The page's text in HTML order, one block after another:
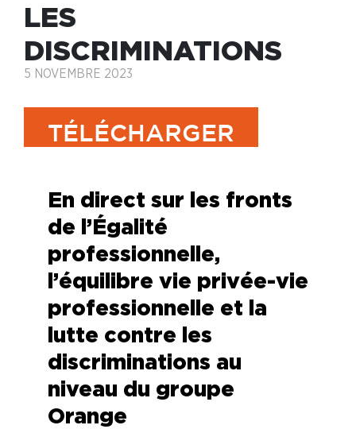
LES
DISCRIMINATIONS
5 NOVEMBRE 2023
TÉLÉCHARGER
En direct sur les fronts
de l’Égalité
professionnelle,
l’équilibre vie privée-vie
professionnelle et la
lutte contre les
discriminations au
niveau du groupe
Orange